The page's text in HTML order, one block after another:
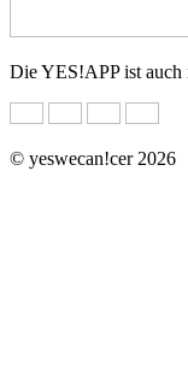
Die YES!APP ist auch
© yeswecan!cer 2026